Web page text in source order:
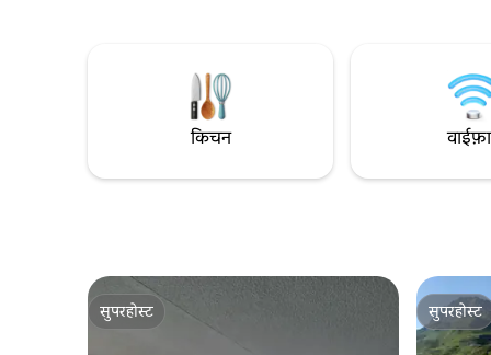
किचन
सुपरहोस्ट
सुपरहोस्ट
सुपरहोस्ट
सुपरहोस्ट